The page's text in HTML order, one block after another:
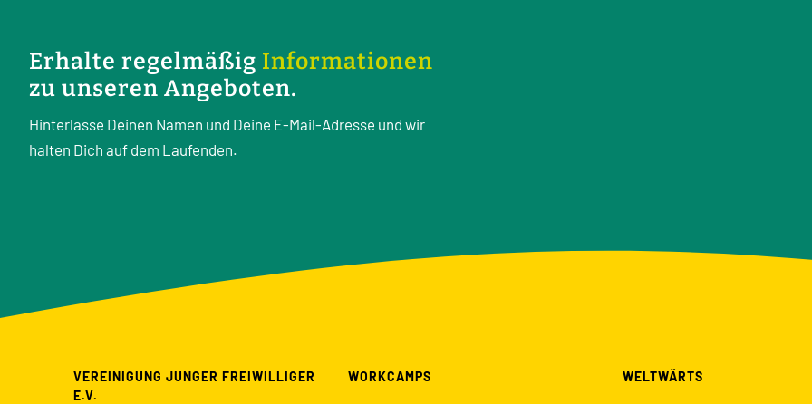
Erhalte regelmäßig Informationen
zu unseren Angeboten.
Hinterlasse Deinen Namen und Deine E-Mail-Adresse und wir
halten Dich auf dem Laufenden.
VEREINIGUNG JUNGER FREIWILLIGER
E.V.
WORKCAMPS WELTWÄRTS